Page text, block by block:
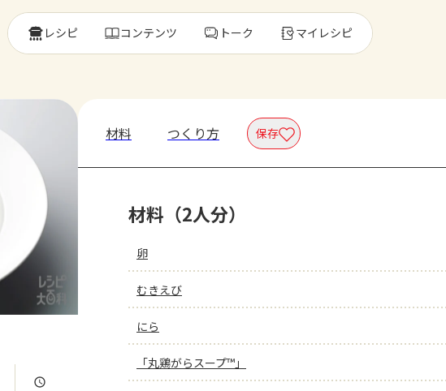
レシピ コンテンツ トーク マイレシピ
材料 つくり方 保存
材料（2人分）
卵
むきえび
にら
「丸鶏がらスープ™」